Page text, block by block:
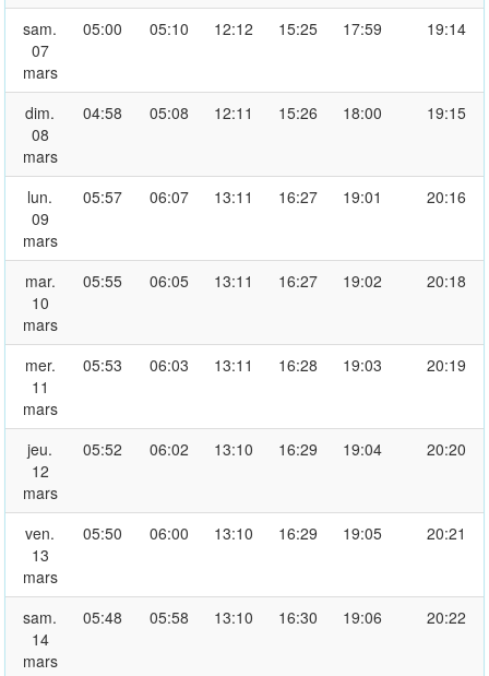
sam.
07
mars
05:00 05:10 12:12 15:25 17:59 19:14
dim.
08
mars
04:58 05:08 12:11 15:26 18:00 19:15
lun.
09
mars
05:57 06:07 13:11 16:27 19:01 20:16
mar.
10
mars
05:55 06:05 13:11 16:27 19:02 20:18
mer.
11
mars
05:53 06:03 13:11 16:28 19:03 20:19
jeu.
12
mars
05:52 06:02 13:10 16:29 19:04 20:20
ven.
13
mars
05:50 06:00 13:10 16:29 19:05 20:21
sam.
14
mars
05:48 05:58 13:10 16:30 19:06 20:22